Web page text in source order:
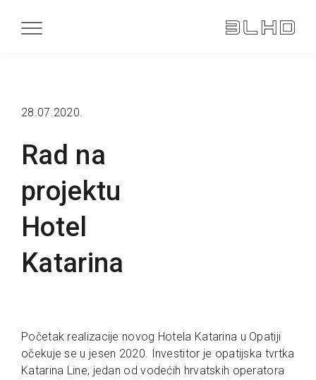
Rad na
projektu
Hotel
Katarina
28.07.2020.
Početak realizacije novog Hotela Katarina u Opatiji
očekuje se u jesen 2020. Investitor je opatijska tvrtka
Katarina Line, jedan od vodećih hrvatskih operatora